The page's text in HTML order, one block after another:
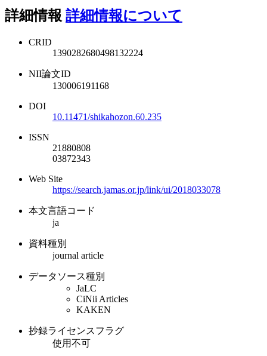
詳細情報 詳細情報について
CRID
1390282680498132224
NII論文ID
130006191168
DOI
10.11471/shikahozon.60.235
ISSN
21880808
03872343
Web Site
https://search.jamas.or.jp/link/ui/2018033078
本文言語コード
ja
資料種別
journal article
データソース種別
JaLC
CiNii Articles
KAKEN
抄録ライセンスフラグ
使用不可